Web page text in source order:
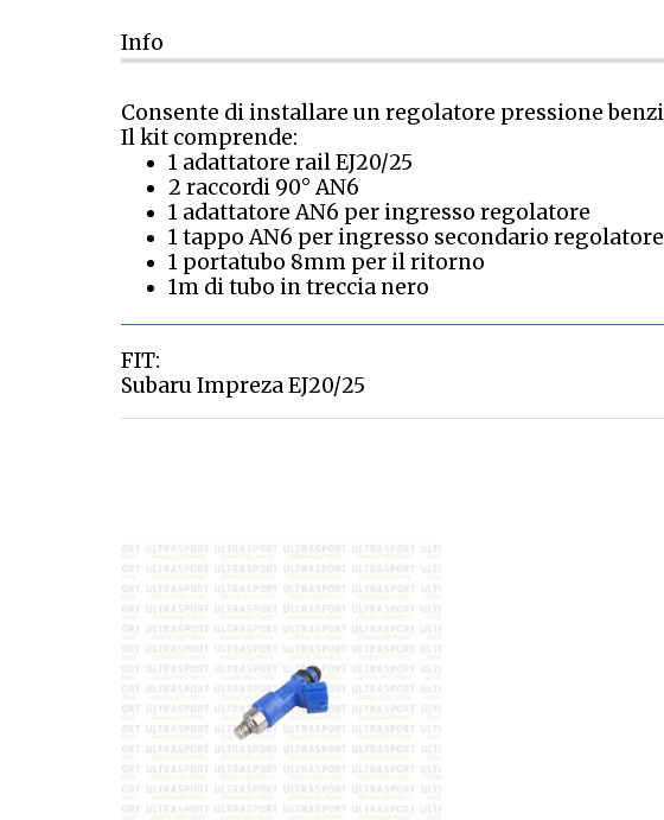
Info
Consente di installare un regolatore pressione
Il kit comprende:
1 adattatore rail EJ20/25
2 raccordi 90° AN6
1 adattatore AN6 per ingresso regolatore
1 tappo AN6 per ingresso secondario regolatore
1 portatubo 8mm per il ritorno
1m di tubo in treccia nero
FIT:
Subaru Impreza EJ20/25